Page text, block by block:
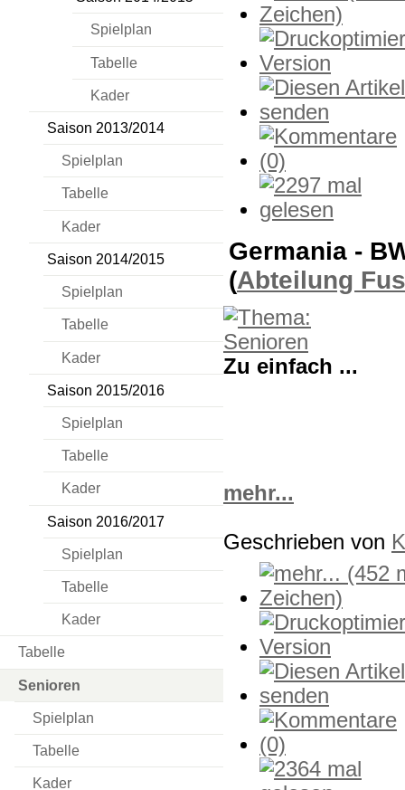
Spielplan
Tabelle
Kader
Saison 2013/2014
Spielplan
Tabelle
Kader
Saison 2014/2015
Spielplan
Tabelle
Kader
Saison 2015/2016
Spielplan
Tabelle
Kader
Saison 2016/2017
Spielplan
Tabelle
Kader
Tabelle
Senioren
Spielplan
Tabelle
Kader
Germania -
(Abteilung
Zu einfach ...
mehr...
Geschrieben von